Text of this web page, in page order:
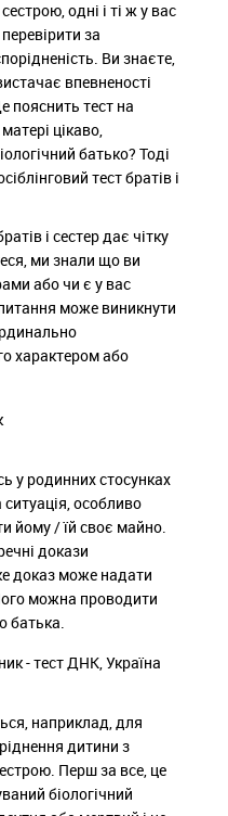
одні і ті ж у вас
за
Ви знаєте,
впевненості
пояснить тест на
цікаво,
батько? Тоді
тест братів і
і сестер дає чітку
ми знали що ви
або чи є у вас
може виникнути
характером або
у родинних стосунках
особливо
йому / їй своє майно.
докази
доказ може надати
можна проводити
батька.
- тест ДНК, Україна
наприклад, для
дитини з
Перш за все, це
біологічний